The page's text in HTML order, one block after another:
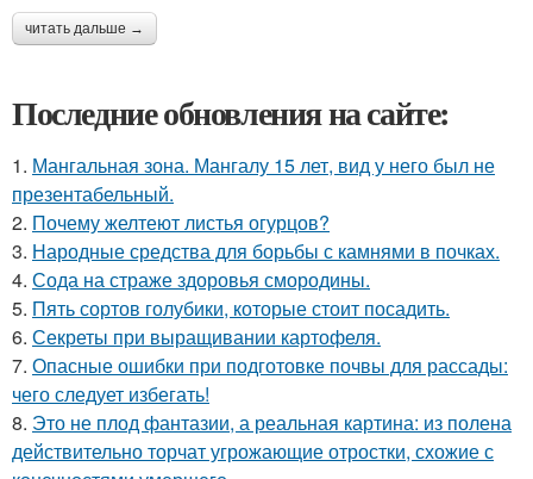
читать дальше →
Последние обновления на сайте:
1. Мангальная зона. Мангалу 15 лет, вид у него был не
презентабельный.
2. Почему желтеют листья огурцов?
3. Народные средства для борьбы с камнями в почках.
4. Сода на страже здоровья смородины.
5. Пять сортов голубики, которые стоит посадить.
6. Секреты при выращивании картофеля.
7. Опасные ошибки при подготовке почвы для рассады:
чего следует избегать!
8. Это не плод фантазии, а реальная картина: из полена
действительно торчат угрожающие отростки, схожие с